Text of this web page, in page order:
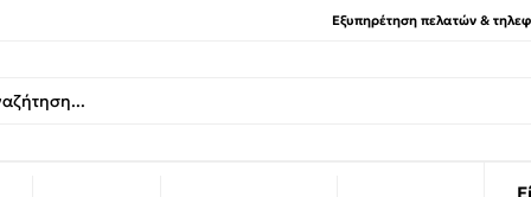
Εξυπηρέτηση πελατών &